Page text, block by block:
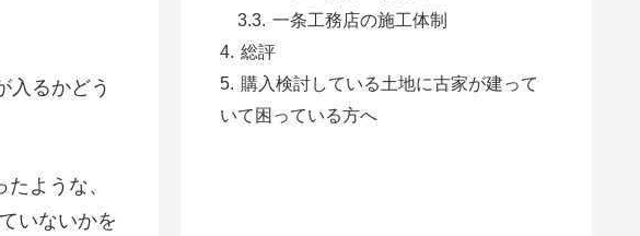
入るかどう
ような、
いないかを
一条工務店の施工体制
総評
購入検討している土地に古家が建って
いて困っている方へ